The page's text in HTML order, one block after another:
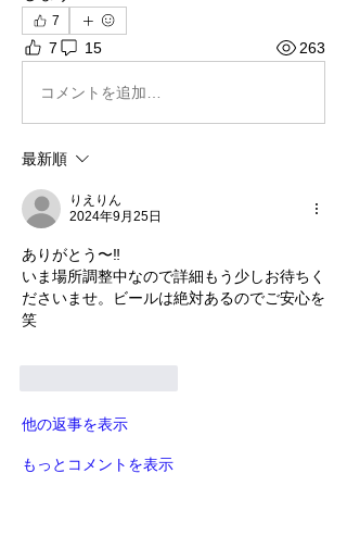
7
7 15 263
コメントを追加…
最新順
りえりん
2024年9月25日
ありがとう〜‼️
いま場所調整中なので詳細もう少しお待ちく
ださいませ。ビールは絶対あるのでご安心を
笑
他の返事を表示
もっとコメントを表示